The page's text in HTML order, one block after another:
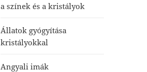
a színek és a kristályok
Állatok gyógyítása
kristályokkal
Angyali imák